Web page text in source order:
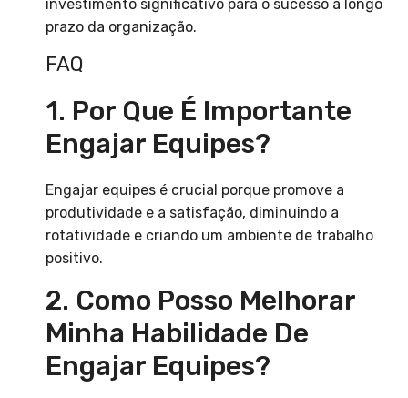
investimento significativo para o sucesso a longo
prazo da organização.
FAQ
1. Por Que É Importante
Engajar Equipes?
Engajar equipes é crucial porque promove a
produtividade e a satisfação, diminuindo a
rotatividade e criando um ambiente de trabalho
positivo.
2. Como Posso Melhorar
Minha Habilidade De
Engajar Equipes?